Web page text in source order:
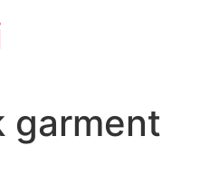
garment